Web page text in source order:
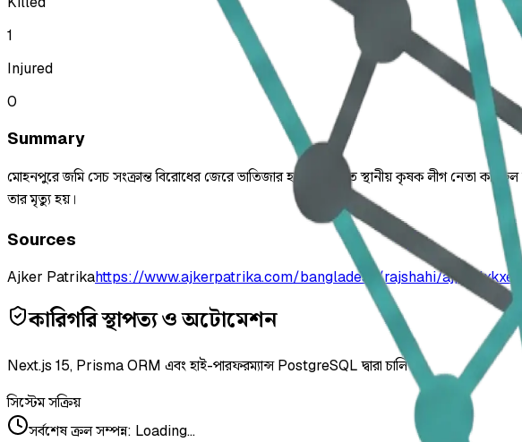
1
Injured
0
Summary
মোহনপুরে জমি সেচ সংক্রান্ত বিরোধের জেরে ভাতিজার হামলায় আহত স্থানীয় কৃষক লীগ নেতা কামরুল
তার মৃত্যু হয়।
Sources
Ajker Patrikahttps://www.ajkerpatrika.com/bangladesh/rajshahi/
কারিগরি স্থাপত্য ও অটোমেশন
Next.js 15, Prisma ORM এবং হাই-পারফরম্যান্স PostgreSQL দ্বারা চালিত।
সিস্টেম সক্রিয়
সর্বশেষ ক্রল সম্পন্ন: Loading...